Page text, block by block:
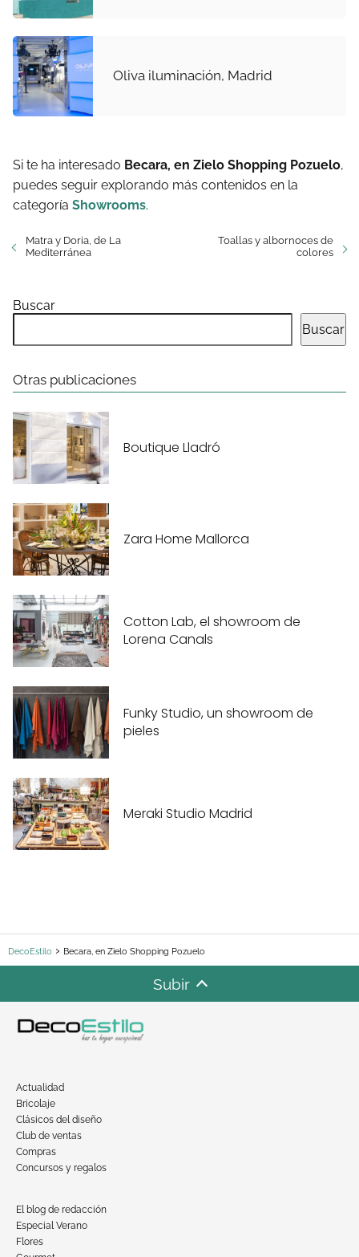
Oliva iluminación, Madrid
Si te ha interesado Becara, en Zielo Shopping Pozuelo,
puedes seguir explorando más contenidos en la
categoría Showrooms.
Matra y Doria, de La
Mediterránea
Toallas y albornoces de
colores
Buscar
Buscar
Otras publicaciones
Boutique Lladró
Zara Home Mallorca
Cotton Lab, el showroom de
Lorena Canals
Funky Studio, un showroom de
pieles
Meraki Studio Madrid
DecoEstilo Becara, en Zielo Shopping Pozuelo
Subir
Actualidad
Bricolaje
Clásicos del diseño
Club de ventas
Compras
Concursos y regalos
El blog de redacción
Especial Verano
Flores